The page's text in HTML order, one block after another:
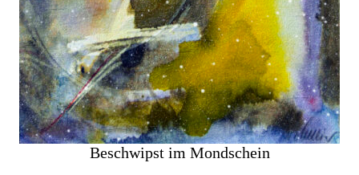
Beschwipst im Mondschein